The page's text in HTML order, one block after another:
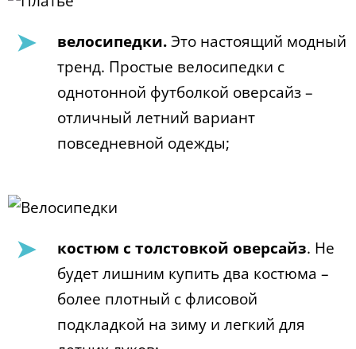
велосипедки.Это настоящий модный
тренд. Простые велосипедки с
однотонной футболкой оверсайз –
отличный летний вариант
повседневной одежды;
костюм с толстовкой оверсайз. Не
будет лишним купить два костюма –
более плотный с флисовой
подкладкой на зиму и легкий для